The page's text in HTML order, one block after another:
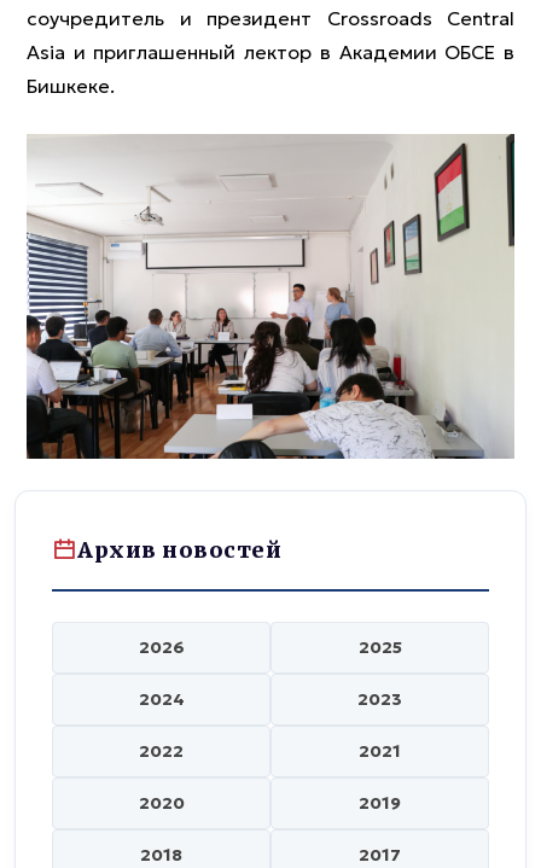
соучредитель и президент Crossroads Central
Asia и приглашенный лектор в Академии ОБСЕ в
Бишкеке.
Архив новостей
2026 2025
2024 2023
2022 2021
2020 2019
2018 2017